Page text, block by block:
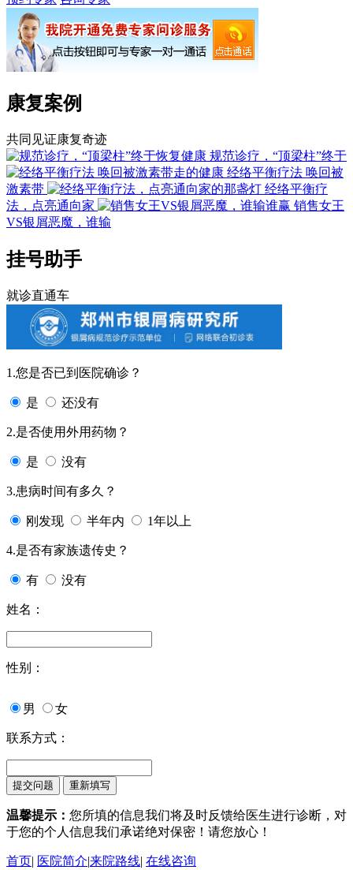
康复案例
共同见证康复奇迹
规范诊疗，“顶梁柱”终于
经络平衡疗法 唤回被
激素带
经络平衡疗
法，点亮通向家
销售女王
VS银屑恶魔，谁输
挂号助手
就诊直通车
1.您是否已到医院确诊？
是 还没有
2.是否使用外用药物？
是 没有
3.患病时间有多久？
刚发现 半年内 1年以上
4.是否有家族遗传史？
有 没有
姓名：
性别：
男 女
联系方式：
温馨提示： 您所填的信息我们将及时反馈给医生进行诊断，对
于您的个人信息我们承诺绝对保密！请您放心！
首页| 医院简介|来院路线| 在线咨询